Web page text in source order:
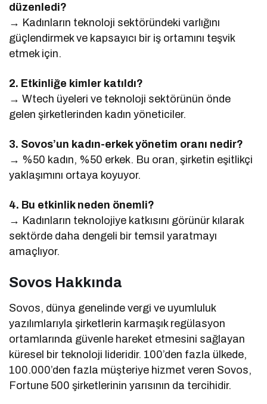
düzenledi?
→ Kadınların teknoloji sektöründeki varlığını
güçlendirmek ve kapsayıcı bir iş ortamını teşvik
etmek için.
2. Etkinliğe kimler katıldı?
→ Wtech üyeleri ve teknoloji sektörünün önde
gelen şirketlerinden kadın yöneticiler.
3. Sovos’un kadın-erkek yönetim oranı nedir?
→ %50 kadın, %50 erkek. Bu oran, şirketin eşitlikçi
yaklaşımını ortaya koyuyor.
4. Bu etkinlik neden önemli?
→ Kadınların teknolojiye katkısını görünür kılarak
sektörde daha dengeli bir temsil yaratmayı
amaçlıyor.
Sovos Hakkında
Sovos, dünya genelinde vergi ve uyumluluk
yazılımlarıyla şirketlerin karmaşık regülasyon
ortamlarında güvenle hareket etmesini sağlayan
küresel bir teknoloji lideridir. 100’den fazla ülkede,
100.000’den fazla müşteriye hizmet veren Sovos,
Fortune 500 şirketlerinin yarısının da tercihidir.